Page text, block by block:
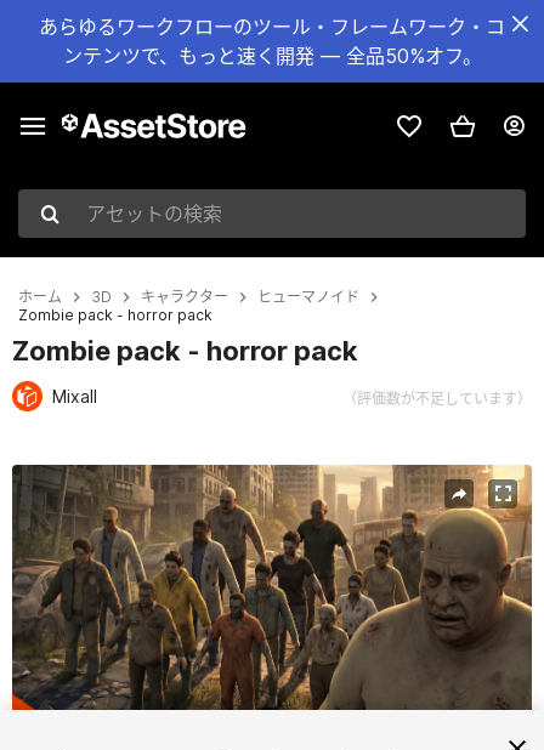
あらゆるワークフローのツール・フレームワーク・コ
ンテンツで、もっと速く開発 — 全品50%オフ。
アセットの検索
ホーム 3D キャラクター
ヒューマノイド
Zombie pack - horror pack
Zombie pack - horror pack
Mixall （評価数が不足しています）
現在のスライド：1 / 14